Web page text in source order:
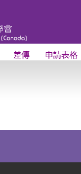
差傳 申請表格